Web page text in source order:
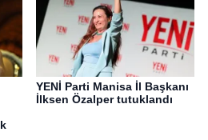
YENİ Parti Manisa İl Başkanı
İlksen Özalper tutuklandı